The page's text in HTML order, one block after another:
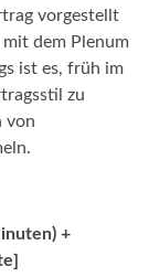
vorgestellt
dem Plenum
ist es, früh im
zu
von
+